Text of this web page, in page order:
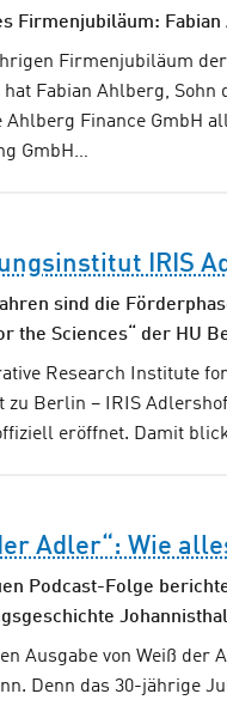
Firmenjubiläum:
Firmenjubiläum
hat Fabian Ahlberg,
Ahlberg Finance GmbH
GmbH…
IRIS
sind die
the Sciences“ der HU
Research Institute
zu Berlin – IRIS
eröffnet. Damit
Adler“: Wie
Podcast-Folge
Ausgabe von Weiß
Denn das 30-jährige